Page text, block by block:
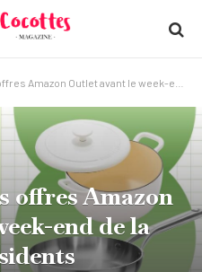
Outlet avant le week-end de la Journée des présidents
offres Amazon
end de la